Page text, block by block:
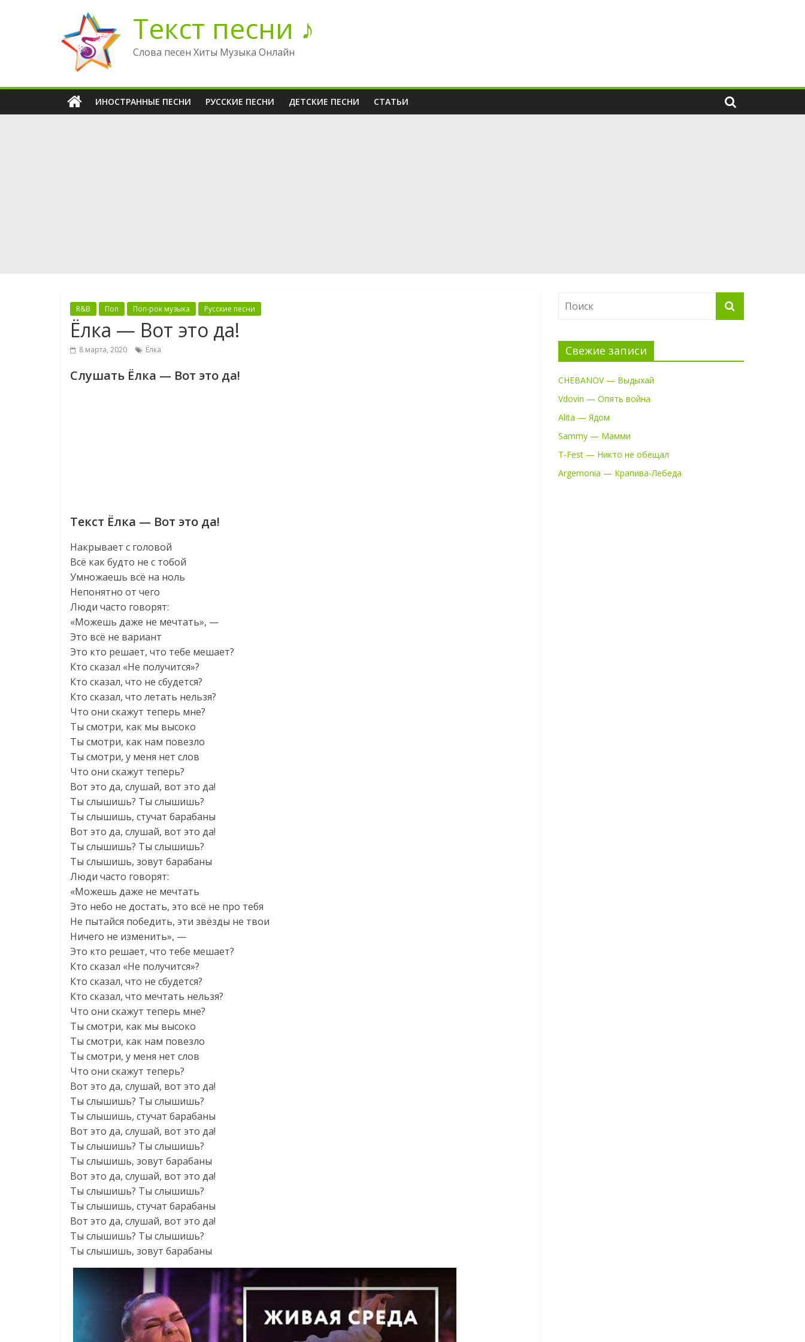
содержимому
Текст песни ♪
Слова песен Хиты Музыка Онлайн
ИНОСТРАННЫЕ ПЕСНИ РУССКИЕ ПЕСНИ ДЕТСКИЕ ПЕСНИ СТАТЬИ
R&B Поп Поп-рок музыка Русские песни
Ёлка — Вот это да!
8 марта, 2020 Ёлка
Слушать Ёлка — Вот это да!
Текст Ёлка — Вот это да!
Накрывает с головой
Всё как будто не с тобой
Умножаешь всё на ноль
Непонятно от чего
Люди часто говорят:
«Можешь даже не мечтать», —
Это всё не вариант
Это кто решает, что тебе мешает?
Кто сказал «Не получится»?
Кто сказал, что не сбудется?
Кто сказал, что летать нельзя?
Что они скажут теперь мне?
Ты смотри, как мы высоко
Ты смотри, как нам повезло
Ты смотри, у меня нет слов
Что они скажут теперь?
Вот это да, слушай, вот это да!
Ты слышишь? Ты слышишь?
Ты слышишь, стучат барабаны
Вот это да, слушай, вот это да!
Ты слышишь? Ты слышишь?
Ты слышишь, зовут барабаны
Люди часто говорят:
«Можешь даже не мечтать
Это небо не достать, это всё не про тебя
Не пытайся победить, эти звёзды не твои
Ничего не изменить», —
Это кто решает, что тебе мешает?
Кто сказал «Не получится»?
Кто сказал, что не сбудется?
Кто сказал, что мечтать нельзя?
Что они скажут теперь мне?
Ты смотри, как мы высоко
Ты смотри, как нам повезло
Ты смотри, у меня нет слов
Что они скажут теперь?
Вот это да, слушай, вот это да!
Ты слышишь? Ты слышишь?
Ты слышишь, стучат барабаны
Вот это да, слушай, вот это да!
Ты слышишь? Ты слышишь?
Ты слышишь, зовут барабаны
Вот это да, слушай, вот это да!
Ты слышишь? Ты слышишь?
Ты слышишь, стучат барабаны
Вот это да, слушай, вот это да!
Ты слышишь? Ты слышишь?
Ты слышишь, зовут барабаны
Свежие записи
CHEBANOV — Выдыхай
Vdovin — Опять война
Alita — Ядом
Sammy — Мамми
T-Fest — Никто не обещал
Argemonia — Крапива-Лебеда